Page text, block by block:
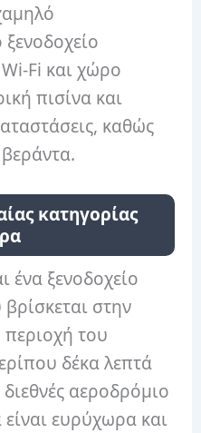
Fi και χώρο
πισίνα και
καθώς
κατηγορίας
ένα ξενοδοχείο
στην
περιοχή του
δέκα λεπτά
αεροδρόμιο
ευρύχωρα και